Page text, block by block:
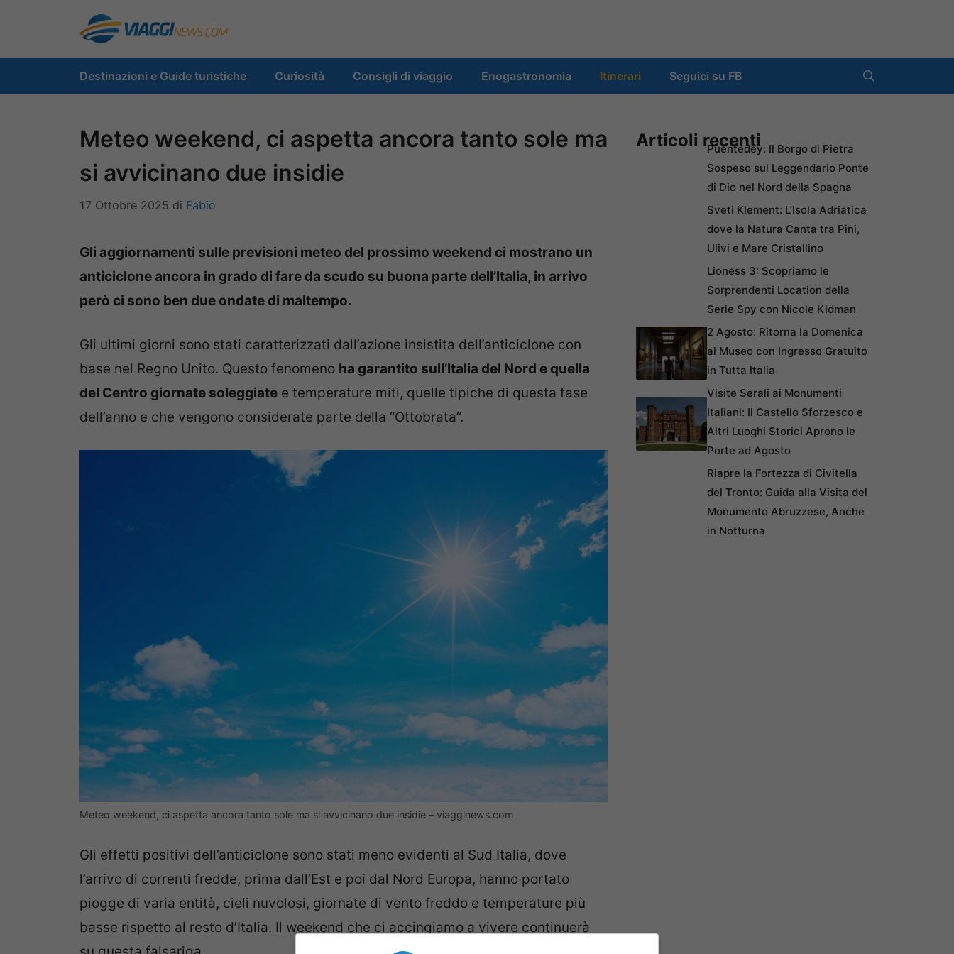
contenuto
Destinazioni e Guide turistiche Curiosità Consigli di viaggio Enogastronomia Itinerari Seguici su FB
Meteo weekend, ci aspetta ancora tanto sole ma
si avvicinano due insidie
17 Ottobre 2025 di Fabio
Gli aggiornamenti sulle previsioni meteo del prossimo weekend ci mostrano un
anticiclone ancora in grado di fare da scudo su buona parte dell’Italia, in arrivo
però ci sono ben due ondate di maltempo.
Gli ultimi giorni sono stati caratterizzati dall’azione insistita dell’anticiclone con
base nel Regno Unito. Questo fenomeno ha garantito sull’Italia del Nord e quella
del Centro giornate soleggiate e temperature miti, quelle tipiche di questa fase
dell’anno e che vengono considerate parte della “Ottobrata”.
Meteo weekend, ci aspetta ancora tanto sole ma si avvicinano due insidie – viagginews.com
Gli effetti positivi dell’anticiclone sono stati meno evidenti al Sud Italia, dove
l’arrivo di correnti fredde, prima dall’Est e poi dal Nord Europa, hanno portato
piogge di varia entità, cieli nuvolosi, giornate di vento freddo e temperature più
basse rispetto al resto d’Italia. Il weekend che ci accingiamo a vivere continuerà
Articoli recentiPuentedey: Il Borgo di Pietra
Sospeso sul Leggendario Ponte
di Dio nel Nord della Spagna
Sveti Klement: L’Isola Adriatica
dove la Natura Canta tra Pini,
Ulivi e Mare Cristallino
Lioness 3: Scopriamo le
Sorprendenti Location della
Serie Spy con Nicole Kidman
2 Agosto: Ritorna la Domenica
al Museo con Ingresso Gratuito
in Tutta Italia
Visite Serali ai Monumenti
Italiani: Il Castello Sforzesco e
Altri Luoghi Storici Aprono le
Porte ad Agosto
Riapre la Fortezza di Civitella
del Tronto: Guida alla Visita del
Monumento Abruzzese, Anche
in Notturna